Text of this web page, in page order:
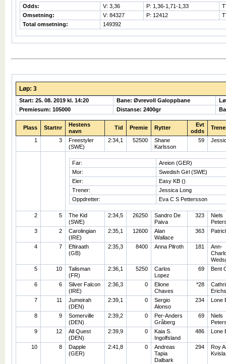
Odds: V: 3,36 P: 1,36-1,71-1,33
Omsetning:
V: 84327 P: 12412
Total omsetning:
149392
Løp: 3
Start: 25. 08. 2019 kl. 14:20 Bane: Øvrevoll Galoppbane
Premiesum: 105000
Distanse: 2400gr
Plass Startnr
Hestens
navn
Tid Premie Rytter
Evt
odds
1 3
Freestyler
(SWE)
2:34,1 52500
Shane
Karlsson
59
Far:
Areion (GER)
Mor:
Swedish Girl (SWE)
Eier:
Easy KB ()
Trener:
Jessica Long
Oppdretter:
Eva C S Pettersson
2 5
The Kid
(SWE)
2:34,5 26250
Sandro De
Paiva
323
Niels
3
2
Carolingian
(IRE)
2:35,1 12600
Alan
Wallace
363
4 7
Eftiraath
(GB)
2:35,3 8400 Anna Pilroth 181
Ann-
5
10
Talisman
(FR)
2:36,1 5250
Carlos
Lopez
69 Bent
6 6
Silver Falcon
(IRE)
2:36,3 0
Elione
Chaves
*28
7
11
Jumeirah
(DEN)
2:39,1 0
Sergio
Alonso
234 Lone
8 9
Somerville
(DEN)
2:39,2 0
Per-Anders
Gråberg
69
Niels
9
12
All Quest
(DEN)
2:39,9 0
Kaia S.
Ingolfsland
486 Lone
10 8
Dapple
(GER)
2:41,8 0
Andreas
Tapia
Dalbark
294
Roy
Kvisla